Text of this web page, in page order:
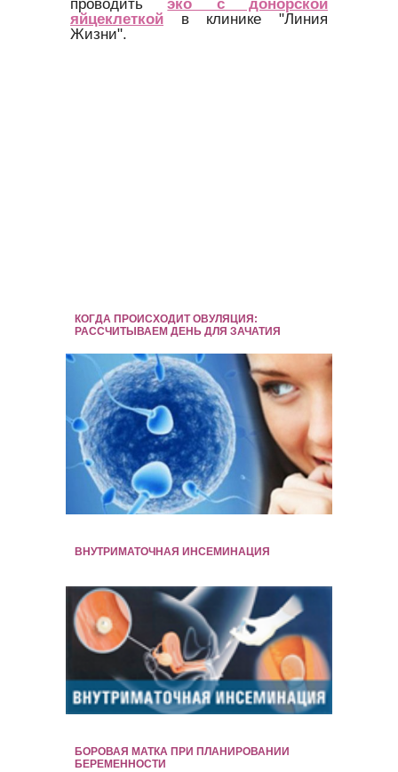
проводитьэко с донорской
яйцеклеткой в клинике "Линия
Жизни".
КОГДА ПРОИСХОДИТ ОВУЛЯЦИЯ:
РАССЧИТЫВАЕМ ДЕНЬ ДЛЯ ЗАЧАТИЯ
ВНУТРИМАТОЧНАЯ ИНСЕМИНАЦИЯ
БОРОВАЯ МАТКА ПРИ ПЛАНИРОВАНИИ
БЕРЕМЕННОСТИ